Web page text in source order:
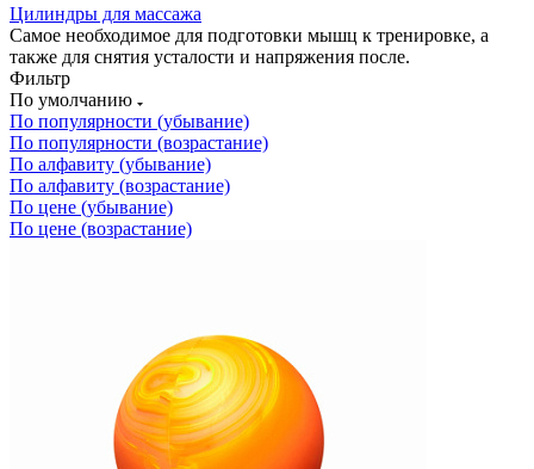
Цилиндры для массажа
Самое необходимое для подготовки мышц к тренировке, а
также для снятия усталости и напряжения после.
Фильтр
По умолчанию
По популярности (убывание)
По популярности (возрастание)
По алфавиту (убывание)
По алфавиту (возрастание)
По цене (убывание)
По цене (возрастание)